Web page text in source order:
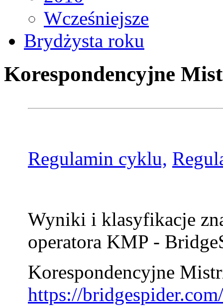
Wcześniejsze
Brydżysta roku
Korespondencyjne
Regulamin cyklu,
Wyniki i klasyfikacje
operatora KMP -
Korespondencyjne
https://